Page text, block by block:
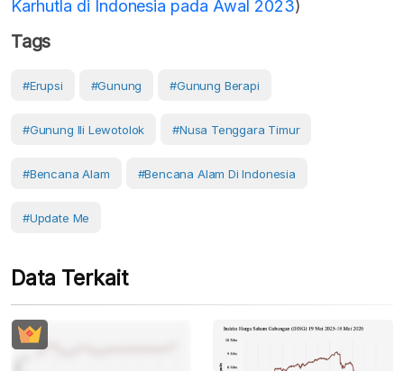
Karhutla di Indonesia pada Awal 2023)
Tags
#erupsi #Gunung #gunung Berapi
#Gunung Ili Lewotolok #Nusa Tenggara Timur
#Bencana Alam #Bencana Alam Di Indonesia
#Update Me
Data Terkait